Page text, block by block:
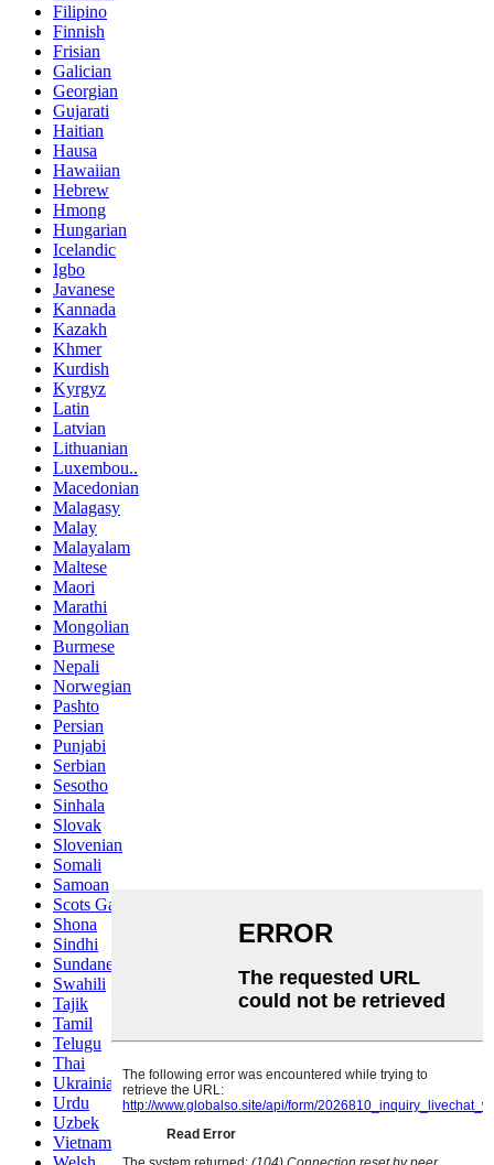
Filipino
Finnish
Frisian
Galician
Georgian
Gujarati
Haitian
Hausa
Hawaiian
Hebrew
Hmong
Hungarian
Icelandic
Igbo
Javanese
Kannada
Kazakh
Khmer
Kurdish
Kyrgyz
Latin
Latvian
Lithuanian
Luxembou..
Macedonian
Malagasy
Malay
Malayalam
Maltese
Maori
Marathi
Mongolian
Burmese
Nepali
Norwegian
Pashto
Persian
Punjabi
Serbian
Sesotho
Sinhala
Slovak
Slovenian
Somali
Samoan
Scots Gaelic
Shona
Sindhi
Sundanese
Swahili
Tajik
Tamil
Telugu
Thai
Ukrainian
Urdu
Uzbek
Vietnamese